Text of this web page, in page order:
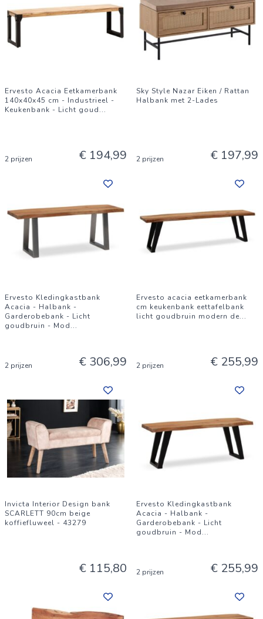
Ervesto Acacia Eetkamerbank
140x40x45 cm - Industrieel -
Keukenbank - Licht goud...
2 prijzen € 194,99
Sky Style Nazar Eiken / Rattan
Halbank met 2-Lades
2 prijzen € 197,99
Ervesto Kledingkastbank
Acacia - Halbank -
Garderobebank - Licht
goudbruin - Mod...
2 prijzen € 306,99
Ervesto acacia eetkamerbank
cm keukenbank eettafelbank
licht goudbruin modern de...
2 prijzen € 255,99
Invicta Interior Design bank
SCARLETT 90cm beige
koffiefluweel - 43279
€ 115,80
Ervesto Kledingkastbank
Acacia - Halbank -
Garderobebank - Licht
goudbruin - Mod...
2 prijzen € 255,99